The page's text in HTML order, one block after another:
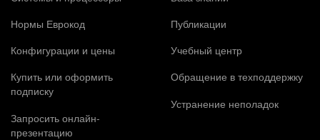
Нормы Еврокод
Конфигурации и цены
Купить или оформить
подписку
Запросить онлайн-
презентацию
Публикации
Учебный центр
Обращение в техподдержку
Устранение неполадок